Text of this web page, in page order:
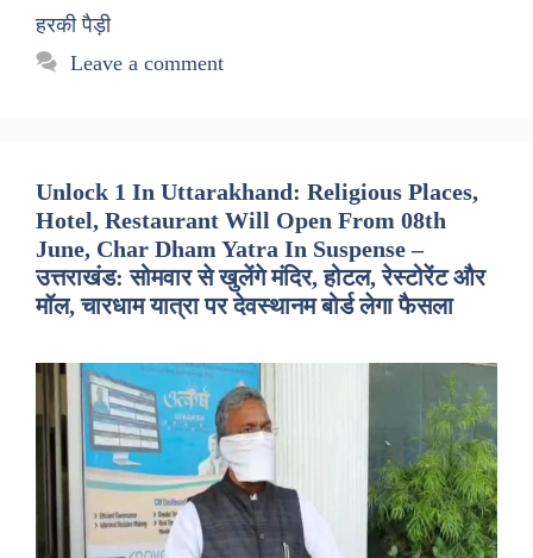
हरकी पैड़ी
Leave a comment
Unlock 1 In Uttarakhand: Religious Places,
Hotel, Restaurant Will Open From 08th
June, Char Dham Yatra In Suspense –
उत्तराखंड: सोमवार से खुलेंगे मंदिर, होटल, रेस्टोरेंट और
मॉल, चारधाम यात्रा पर देवस्थानम बोर्ड लेगा फैसला